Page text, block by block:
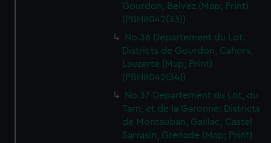
Gourdon, Belvez (Map; Print)
(PBH8042(33))
No.36 Departement du Lot:
Districts de Gourdon, Cahors,
Lauzerte (Map; Print)
(PBH8042(34))
No.37 Departement du Lot, du
Tarn, et de la Garonne: Districts
de Montauban, Gaillac, Castel
Sarrasin, Grenade (Map; Print)